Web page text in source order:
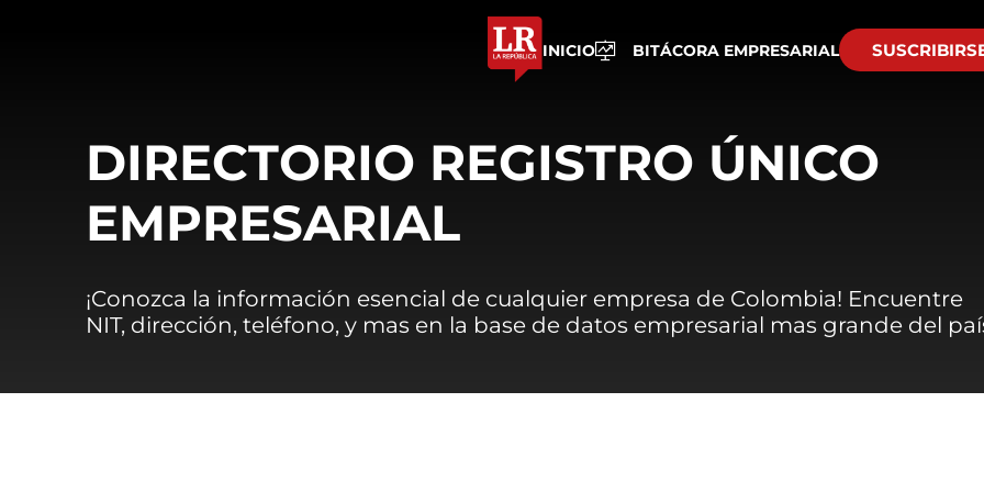
INICIO BITÁCORA EMPRESARIAL
DIRECTORIO REGISTRO ÚNICO
EMPRESARIAL
¡Conozca la información esencial de cualquier empresa de Colombia! Encuentre
NIT, dirección, teléfono, y mas en la base de datos empresarial mas grande del